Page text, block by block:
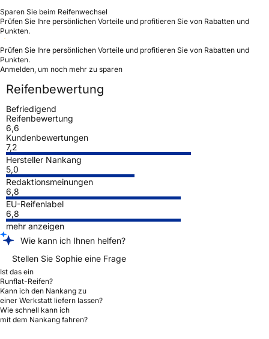
Sparen Sie beim Reifenwechsel
Prüfen Sie Ihre persönlichen Vorteile und profitieren Sie von Rabatten und
Punkten.
Prüfen Sie Ihre persönlichen Vorteile und profitieren Sie von Rabatten und
Punkten.
Anmelden, um noch mehr zu sparen
Reifenbewertung
Befriedigend
Reifenbewertung
6,6
Kundenbewertungen
7,2
Hersteller Nankang
5,0
Redaktionsmeinungen
6,8
EU-Reifenlabel
6,8
mehr anzeigen
Wie kann ich Ihnen helfen?
Stellen Sie Sophie eine Frage
Ist das ein
Runflat-Reifen?
Kann ich den Nankang zu
einer Werkstatt liefern lassen?
Wie schnell kann ich
mit dem Nankang fahren?